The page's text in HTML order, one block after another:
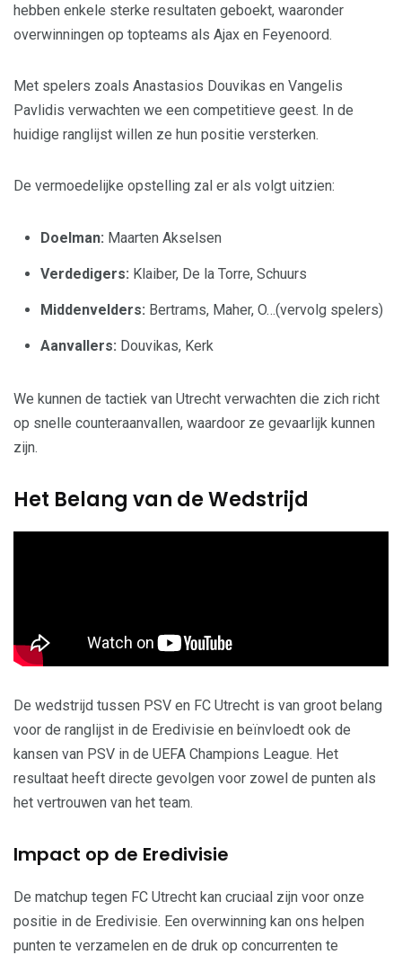
hebben enkele sterke resultaten geboekt, waaronder
overwinningen op topteams als Ajax en Feyenoord.
Met spelers zoals Anastasios Douvikas en Vangelis
Pavlidis verwachten we een competitieve geest. In de
huidige ranglijst willen ze hun positie versterken.
De vermoedelijke opstelling zal er als volgt uitzien:
Doelman: Maarten Akselsen
Verdedigers: Klaiber, De la Torre, Schuurs
Middenvelders: Bertrams, Maher, O…(vervolg spelers)
Aanvallers: Douvikas, Kerk
We kunnen de tactiek van Utrecht verwachten die zich richt
op snelle counteraanvallen, waardoor ze gevaarlijk kunnen
zijn.
Het Belang van de Wedstrijd
De wedstrijd tussen PSV en FC Utrecht is van groot belang
voor de ranglijst in de Eredivisie en beïnvloedt ook de
kansen van PSV in de UEFA Champions League. Het
resultaat heeft directe gevolgen voor zowel de punten als
het vertrouwen van het team.
Impact op de Eredivisie
De matchup tegen FC Utrecht kan cruciaal zijn voor onze
positie in de Eredivisie. Een overwinning kan ons helpen
punten te verzamelen en de druk op concurrenten te